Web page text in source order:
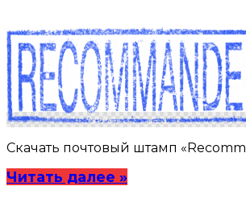
Скачать почтовый штамп
Читать далее »